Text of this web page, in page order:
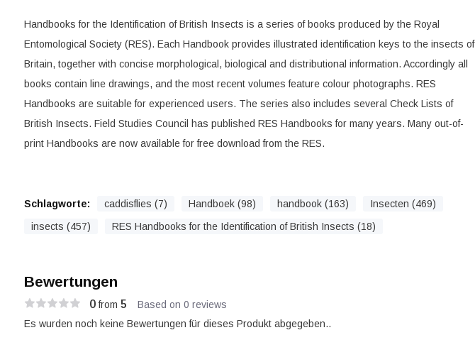
Handbooks for the Identification of British Insects is a series of books produced by the Royal
Entomological Society (RES). Each Handbook provides illustrated identification keys to the insects of
Britain, together with concise morphological, biological and distributional information. Accordingly all
books contain line drawings, and the most recent volumes feature colour photographs. RES
Handbooks are suitable for experienced users. The series also includes several Check Lists of
British Insects. Field Studies Council has published RES Handbooks for many years. Many out-of-
print Handbooks are now available for free download from the RES.
Schlagworte: caddisflies (7) Handboek (98) handbook (163)
Insecten (469)
insects (457)
RES Handbooks for the Identification of British Insects (18)
Bewertungen
0from 5 Based on 0 reviews
Es wurden noch keine Bewertungen für dieses Produkt abgegeben..